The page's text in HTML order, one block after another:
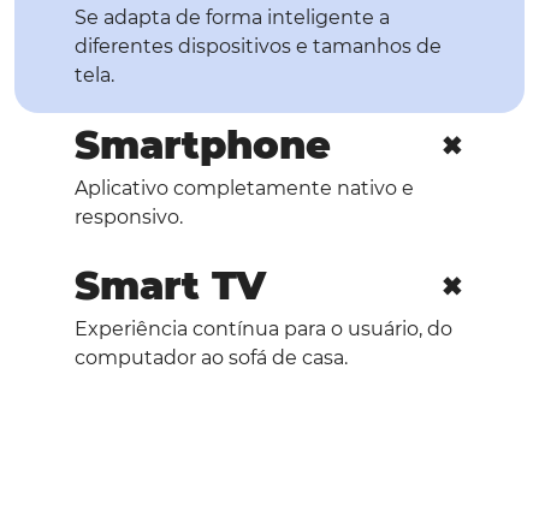
Se adapta de forma inteligente a
diferentes dispositivos e tamanhos de
tela.
Smartphone
Aplicativo completamente nativo e
responsivo.
Smart TV
Experiência contínua para o usuário, do
computador ao sofá de casa.